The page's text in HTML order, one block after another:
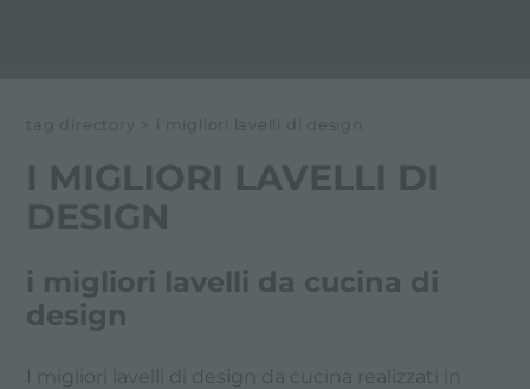
tag directory > i migliori lavelli di design
I MIGLIORI LAVELLI DI
DESIGN
i migliori lavelli da cucina di
design
I migliori lavelli di design da cucina realizzati in